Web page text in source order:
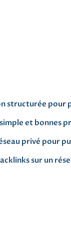
structurée pour
et bonnes
privé pour
sur un